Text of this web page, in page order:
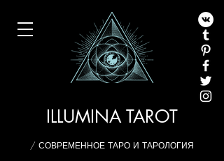
ILLUMINA TAROT
/ СОВРЕМЕННОЕ ТАРО И ТАРОЛОГИЯ